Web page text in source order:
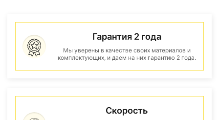
Гарантия 2 года
Мы уверены в качестве своих материалов и
комплектующих, и даем на них гарантию 2 года.
Скорость